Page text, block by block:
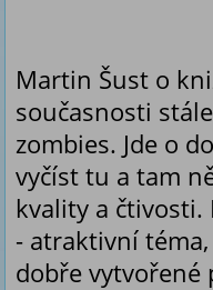
Martin Šust o
současnosti
zombies. Jde o
vyčíst tu a tam
kvality a čtivosti.
- atraktivní
dobře vytvořené